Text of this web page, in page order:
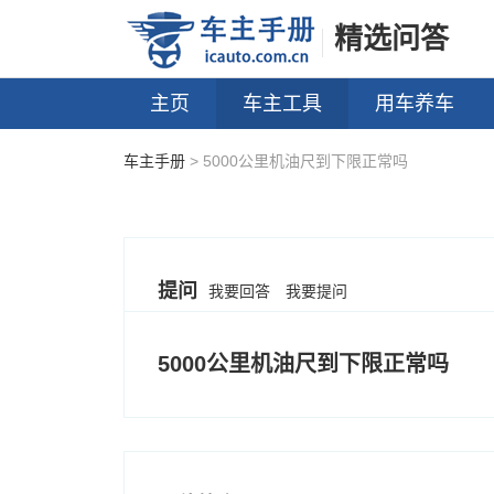
精选问答
主页 车主工具 用车养车
车主手册 > 5000公里机油尺到下限正常吗
提问 我要回答 我要提问
5000公里机油尺到下限正常吗